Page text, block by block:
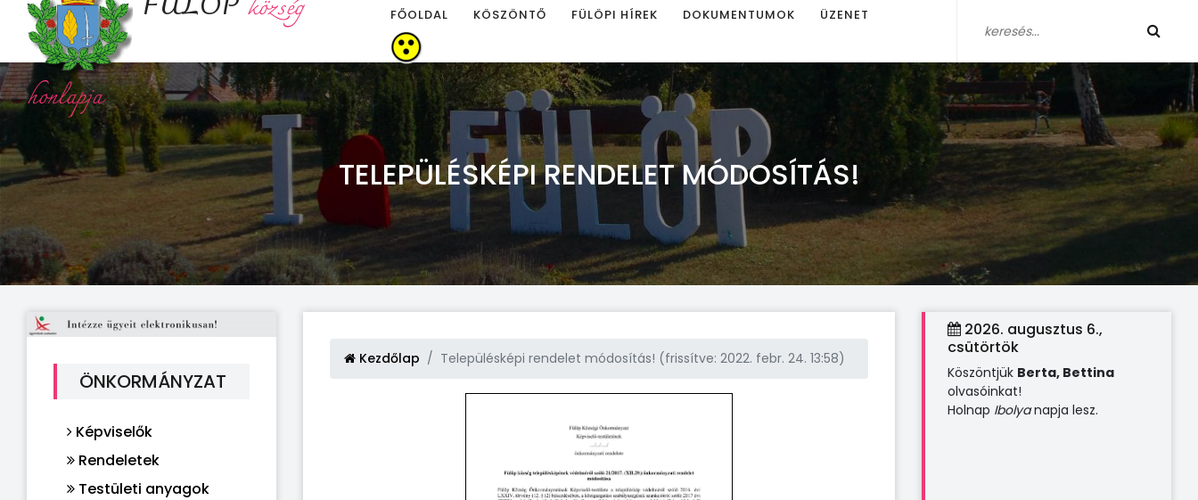
község
honlapja
FŐOLDAL KÖSZÖNTŐ FÜLÖPI HÍREK DOKUMENTUMOK ÜZENET
TELEPÜLÉSKÉPI RENDELET MÓDOSÍTÁS!
ÖNKORMÁNYZAT
Képviselők
Rendeletek
Testületi anyagok
Kezdőlap Településképi rendelet módosítás! (frissítve: 2022. febr. 24. 13:58)
2026. augusztus 6.,
csütörtök
Köszöntjük Berta, Bettina
olvasóinkat!
Holnap Ibolyanapja lesz.